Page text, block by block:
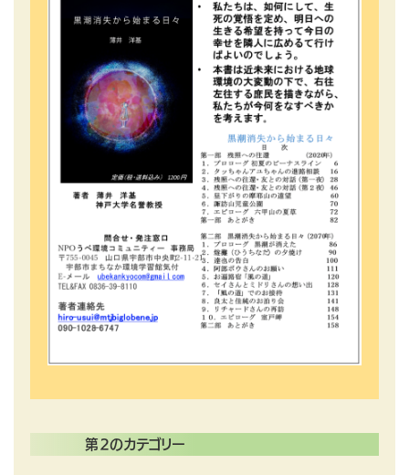
第２のカテゴリー